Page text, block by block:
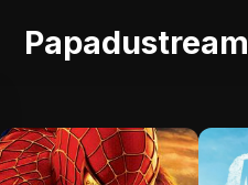
Papadustream